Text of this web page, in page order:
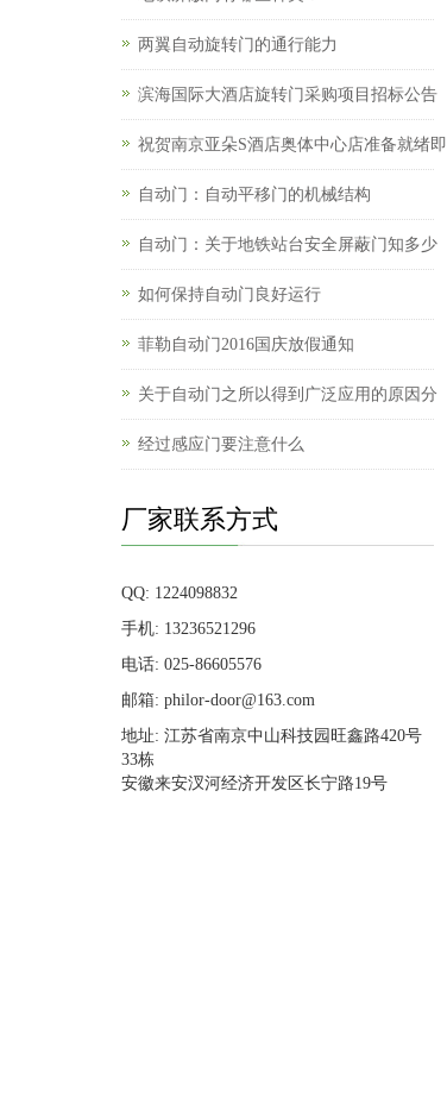
两翼自动旋转门的通行能力
滨海国际大酒店旋转门采购项目招标公告
祝贺南京亚朵S酒店奥体中心店准备就绪即
自动门：自动平移门的机械结构
自动门：关于地铁站台安全屏蔽门知多少
如何保持自动门良好运行
菲勒自动门2016国庆放假通知
关于自动门之所以得到广泛应用的原因分
经过感应门要注意什么
厂家联系方式
QQ: 1224098832
手机: 13236521296
电话: 025-86605576
邮箱: philor-door@163.com
地址: 江苏省南京中山科技园旺鑫路420号
33栋
安徽来安汊河经济开发区长宁路19号